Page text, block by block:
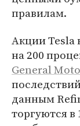
правилам.
Акции Tesla
на 200
General
данным
торгуются